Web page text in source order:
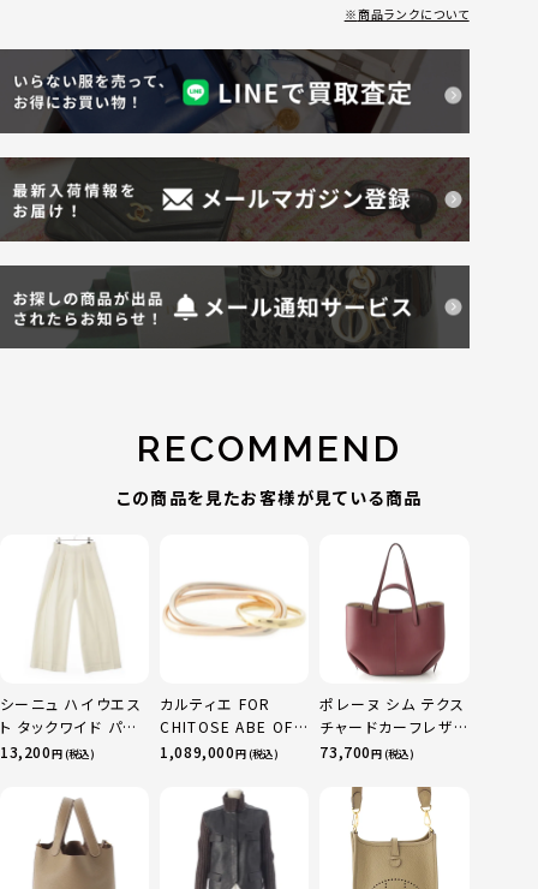
商品ランクについて
RECOMMEND
この商品を見たお客様が見ている商品
シーニュ ハイウエス
ト タックワイド パン
ツ ボトムス オフホワ
13,200円 (税込)
カルティエ FOR
CHITOSE ABE OF
sacai サカイ 750
ニティ リング 指輪 マ
ルチカラー 50 51
52 24.9g
1,089,000円 (税込)
ポレーヌ シム テクス
チャードカーフレザ
ー トートバッグ ダー
73,700円 (税込)